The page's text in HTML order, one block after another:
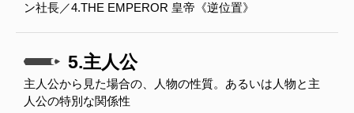
ン社長／4.THE EMPEROR 皇帝《逆位置》
5.主人公
主人公から見た場合の、人物の性質。あるいは人物と主
人公の特別な関係性